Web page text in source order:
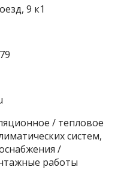
9 к1
/ тепловое
систем,
/
работы